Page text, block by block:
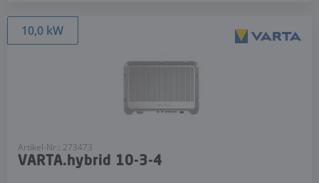
10,0 kW
Artikel-Nr.: 273473
VARTA.hybrid 10-3-4